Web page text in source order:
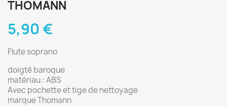
THOMANN
5,90 €
Flute soprano
doigté baroque
matériau : ABS
Avec pochette et tige de nettoyage
marque Thomann